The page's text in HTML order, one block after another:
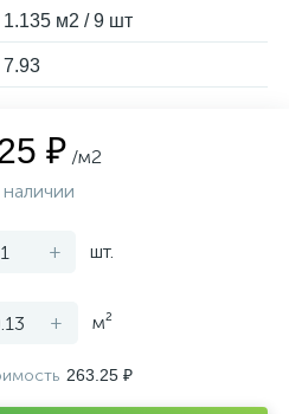
1.135 м2 / 9 шт
7.93
₽ /м2
наличии
+ шт.
+ м²
263.25 ₽